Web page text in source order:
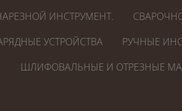
ИНСТРУМЕНТ.
УСТРОЙСТВА
РУЧНЫЕ
ШЛИФОВАЛЬНЫЕ И ОТРЕЗНЫЕ